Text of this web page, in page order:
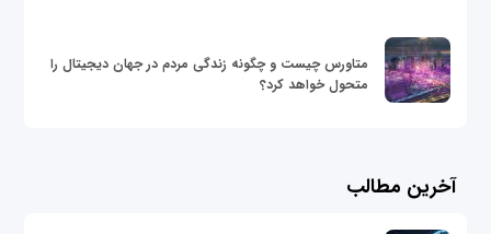
متاورس چیست و چگونه زندگی مردم در جهان دیجیتال را
متحول خواهد کرد؟
آخرین مطالب